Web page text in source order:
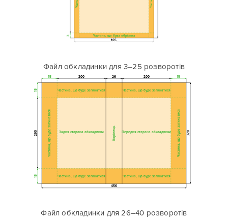
105
3 Частина, що буде обрізана
Файл обкладинки для 3–25 розворотів
456
320
15
290
15
Частина, що буде загинатися Частина, що буде загинатися
15 15
200 26
Корінець
Частина, що буде загинатися
Частина, що буде загинатися
Задня сторона обкладинки
200
Частина, що буде загинатися
Частина, що буде загинатися
Передня сторона обкладинки
Файл обкладинки для 26–40 розворотів